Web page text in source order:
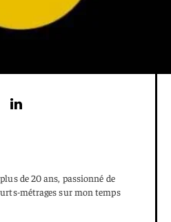
de 20 ans, passionné de
métrages sur mon temps